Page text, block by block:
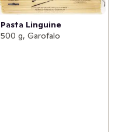
Pasta Linguine
500 g, Garofalo